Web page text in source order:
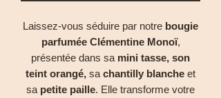
Laissez-vous séduire par notre bougie
parfumée Clémentine Monoï,
présentée dans sa mini tasse, son
teint orangé, sa chantilly blanche et
sa petite paille. Elle transforme votre